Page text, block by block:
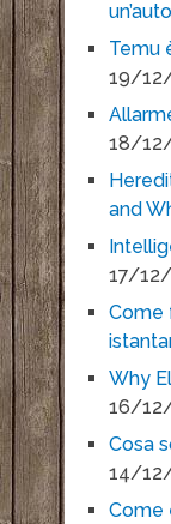
un’auto
Temu
19/
18/
and
17/
Come
Why
16/
Cosa
14/
Come